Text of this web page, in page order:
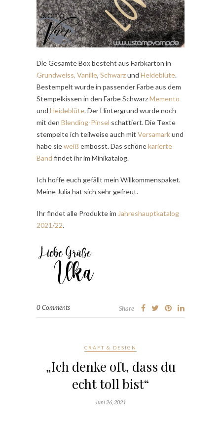
Die Gesamte Box besteht aus Farbkarton in
Grundweiss, Vanille, Schwarzund Heideblüte.
Bestempelt wurde in passender Farbe aus dem
Stempelkissen in den Farbe SchwarzMemento
und Heideblüte. Der Hintergrund wurde noch
mit den Blending-Pinsel schattiert. Die Texte
stempelte ich teilweise auch mit Versamarkund
habe sieweiß embosst. Das schönekarierte
Band findet ihr im Minikatalog.
Ich hoffe euch gefällt mein Willkommenspaket.
Meine Julia hat sich sehr gefreut.
Ihr findet alle Produkte im Jahreshauptkatalog
2021/22.
0 Comments Share
CRAFT & DESIGN
„Ich denke oft, dass du
echt toll bist“
Juni 26, 2021